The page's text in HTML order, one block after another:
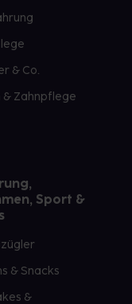
& Co.
& Zahnpflege
Sport &
& Snacks
&